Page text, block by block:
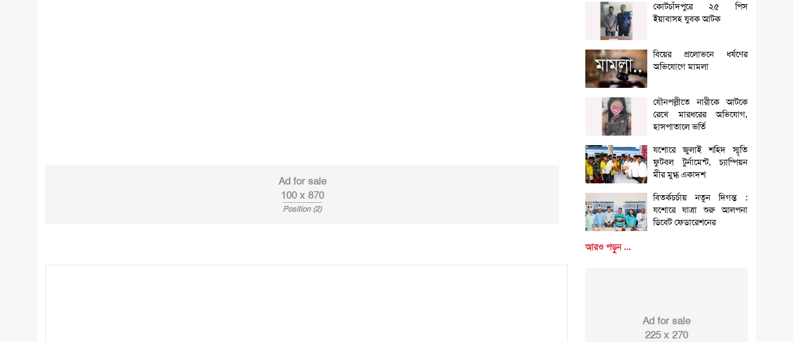
Ad for sale
100 x 870
Position (2)
কোটচাঁদপুরে ২৫ পিস
ইয়াবাসহ যুবক আটক
বিয়ের প্রলোভনে ধর্ষণের
অভিযোগে মামলা
যৌনপল্লীতে নারীকে আটকে
রেখে মারধরের অভিযোগ,
হাসপাতালে ভর্তি
যশোরে জুলাই শহিদ স্মৃতি
ফুটবল টুর্নামেন্ট, চ্যাম্পিয়ন
মীর মুগ্ধ একাদশ
বিতর্কচর্চায় নতুন দিগন্ত :
যশোরে যাত্রা শুরু আলপনা
ডিবেট ফেডারেশনের
আরও পড়ুন ...
Ad for sale
225 x 270